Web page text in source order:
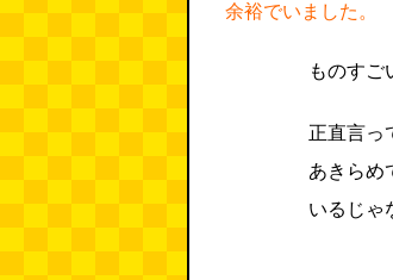
余裕でいました。
ものすご
正直言っ
あきらめ
いるじゃ